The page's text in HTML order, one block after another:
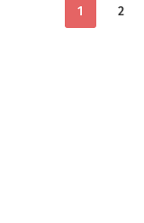
1 2